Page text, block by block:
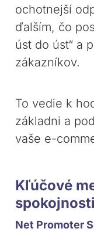
ochotnejší
ďalším, čo
úst do úst“ a
zákazníkov.
To vedie k
základni a
vaše e-
Kľúčové
Net Promoter